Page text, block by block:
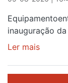
inauguração
Ler mais